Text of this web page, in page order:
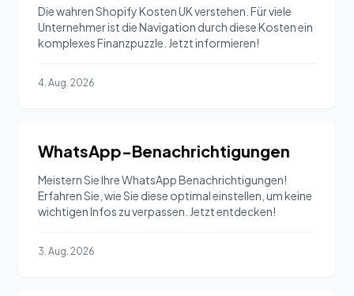
Die wahren Shopify Kosten UK verstehen. Für viele
Unternehmer ist die Navigation durch diese Kosten ein
komplexes Finanzpuzzle. Jetzt informieren!
4. Aug. 2026
WhatsApp-Benachrichtigungen
Meistern Sie Ihre WhatsApp Benachrichtigungen!
Erfahren Sie, wie Sie diese optimal einstellen, um keine
wichtigen Infos zu verpassen. Jetzt entdecken!
3. Aug. 2026